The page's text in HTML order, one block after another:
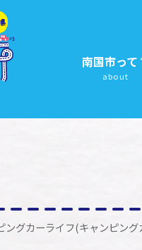
南国市って
about
ングカーライフ(キャンピング